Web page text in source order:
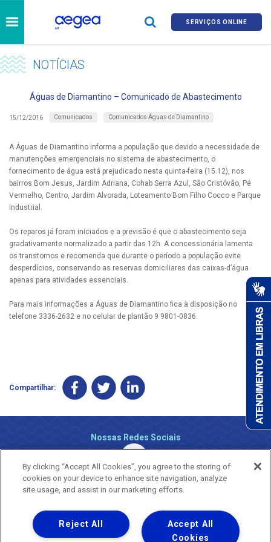
SERVIÇOS ONLINE
NOTÍCIAS
Águas de Diamantino – Comunicado de Abastecimento
15/12/2016 Comunicados Comunicados Águas de Diamantino
A Águas de Diamantino informa a população que devido a necessidade de
manutenções emergenciais no sistema de abastecimento, o
fornecimento de água está prejudicado nesta quinta-feira (15.12), nos
bairros Bom Jesus, Jardim Adriana, Cohab Serra Azul, São Cristóvão, Pé
Vermelho, Centro, Jardim Alvorada, Loteamento Bom Filho Cocco e Parque
Industrial.
Os reparos já foram iniciados e a previsão é que o abastecimento seja
gradativamente normalizado a partir das 12h. A concessionária lamenta
os transtornos e recomenda que durante o período a população evite
desperdícios, conservando as reservas domiciliares das caixas-d’água
apenas para atividades essenciais.
Para mais informações a Águas de Diamantino fica à disposição no
telefone 3336-2632 e no celular de plantão 9 9801-0836.
Compartilhar:
Nossas Redes Sociais
Uma empresa
Copyright ® 2026 - Todos os Direitos Reservados.
By clicking “Accept All Cookies”, you agree to the storing of
cookies on your device to enhance site navigation, analyze
site usage, and assist in our marketing efforts.
Accept All
Cookies
Reject All